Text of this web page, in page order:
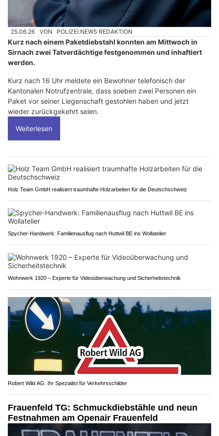
25.06.26 VON POLIZEI.NEWS REDAKTION
Kurz nach einem Paketdiebstahl konnten am Mittwoch in
Sirnach zwei Tatverdächtige festgenommen und inhaftiert
werden.
Kurz nach 16 Uhr meldete ein Bewohner telefonisch der
Kantonalen Notrufzentrale, dass soeben zwei Personen ein
Paket vor seiner Liegenschaft gestohlen haben und jetzt
wieder zurückgekehrt seien.
Weiterlesen
Holz Team GmbH realisiert traumhafte Holzarbeiten für die Deutschschweiz
Spycher-Handwerk: Familienausflug nach Huttwil BE ins Wollatelier
Wohnwerk 1920 – Experte für Videoüberwachung und Sicherheitstechnik
Robert Wild AG: Ihr Spezialist für Verkehrsschilder
Frauenfeld TG: Schmuckdiebstähle und neun
Festnahmen am Openair Frauenfeld